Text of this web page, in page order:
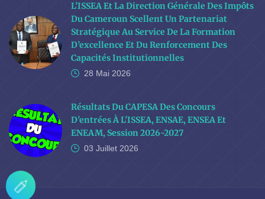
L’ISSEA Et La Direction Générale Des Impôts
Du Cameroun Scellent Un Partenariat
Stratégique Au Service De La Formation
D’excellence Et Du Renforcement Des
Capacités Institutionnelles
28 Mai 2026
Résultats Du CAPESA Des Concours
D'entrées À L'ISSEA, ENSAE, ENSEA Et
ENEAM, Session 2026-2027
03 Juillet 2026